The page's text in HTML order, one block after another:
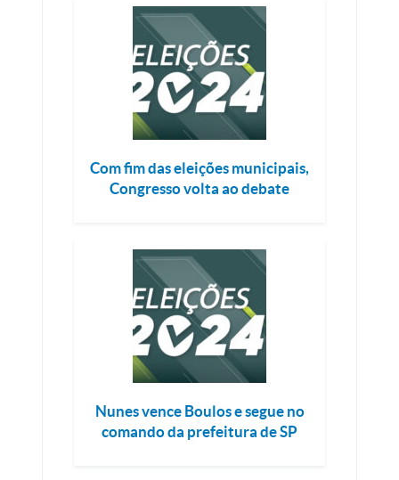
Com fim das eleições municipais,
Congresso volta ao debate
Nunes vence Boulos e segue no
comando da prefeitura de SP